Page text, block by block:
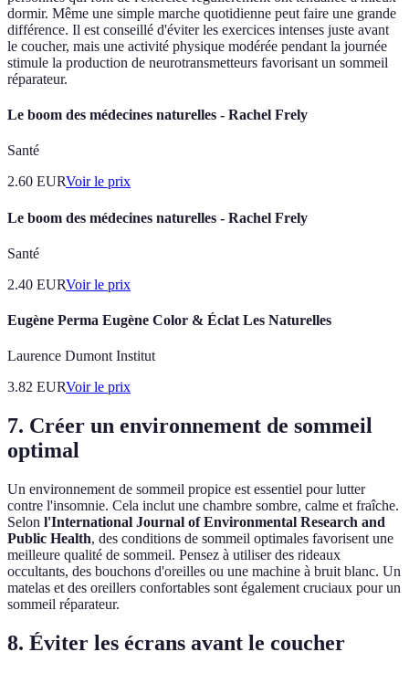
dormir. Même une simple marche quotidienne peut faire une grande
différence. Il est conseillé d'éviter les exercices intenses juste avant
le coucher, mais une activité physique modérée pendant la journée
stimule la production de neurotransmetteurs favorisant un sommeil
réparateur.
Le boom des médecines naturelles - Rachel Frely
Santé
2.60 EURVoir le prix
Le boom des médecines naturelles - Rachel Frely
Santé
2.40 EURVoir le prix
Eugène Perma Eugène Color & Éclat Les Naturelles
Laurence Dumont Institut
3.82 EURVoir le prix
7. Créer un environnement de sommeil
optimal
Un environnement de sommeil propice est essentiel pour lutter
contre l'insomnie. Cela inclut une chambre sombre, calme et fraîche.
Selon l'International Journal of Environmental Research and
Public Health, des conditions de sommeil optimales favorisent une
meilleure qualité de sommeil. Pensez à utiliser des rideaux
occultants, des bouchons d'oreilles ou une machine à bruit blanc. Un
matelas et des oreillers confortables sont également cruciaux pour un
sommeil réparateur.
8. Éviter les écrans avant le coucher